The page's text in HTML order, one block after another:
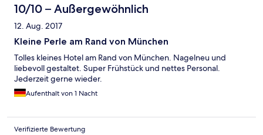
10/10 – Außergewöhnlich
12. Aug. 2017
Kleine Perle am Rand von München
Tolles kleines Hotel am Rand von München. Nagelneu und
liebevoll gestaltet. Super Frühstück und nettes Personal.
Jederzeit gerne wieder.
Aufenthalt von 1 Nacht
Verifizierte Bewertung